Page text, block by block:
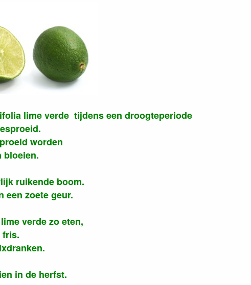
lime verde tijdens een droogteperiode
worden
bloeien.
ruikende boom.
een zoete geur.
verde zo eten,
fris.
in de herfst.